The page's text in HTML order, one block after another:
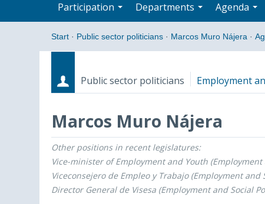
Participation Departments Agenda
Start · Public sector politicians · Marcos Muro Nájera ·
Public sector politicians Employment
Marcos Muro Nájera
RolesStart date - End date
Other positions in recent legislatures:
Vice-minister of Employment and Youth (Employment
Viceconsejero de Empleo y Trabajo (Employment and
Director General de Visesa (Employment and Social